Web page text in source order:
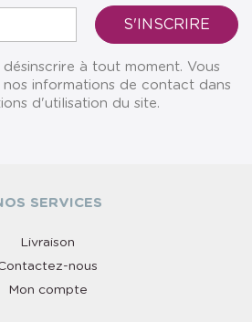
à tout moment. Vous
informations de contact dans
d'utilisation du site.
SERVICES
Livraison
nous
Mon compte